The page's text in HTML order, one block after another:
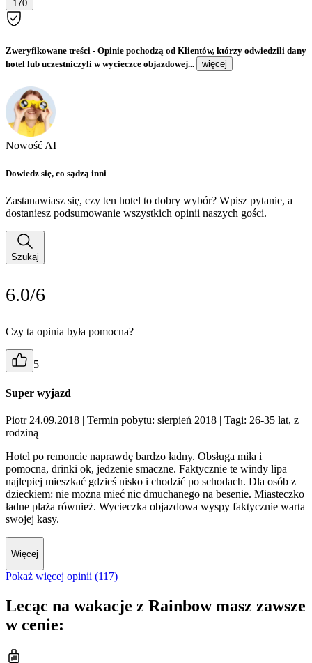
170
Zweryfikowane treści - Opinie pochodzą od Klientów, którzy odwiedzili dany
hotel lub uczestniczyli w wycieczce objazdowej...
więcej
Nowość AI
Dowiedz się, co sądzą inni
Zastanawiasz się, czy ten hotel to dobry wybór? Wpisz pytanie, a
dostaniesz podsumowanie wszystkich opinii naszych gości.
Szukaj
6.0/6
Czy ta opinia była pomocna?
5
Super wyjazd
Piotr 24.09.2018 | Termin pobytu: sierpień 2018 | Tagi: 26-35 lat, z
rodziną
Hotel po remoncie naprawdę bardzo ładny. Obsługa miła i
pomocna, drinki ok, jedzenie smaczne. Faktycznie te windy lipa
najlepiej mieszkać gdzieś nisko i chodzić po schodach. Dla osób z
dzieckiem: nie można mieć nic dmuchanego na besenie. Miasteczko
ładne plaża również. Wycieczka objazdowa wyspy faktycznie warta
swojej kasy.
Więcej
Pokaż więcej opinii (117)
Lecąc na wakacje z Rainbow masz zawsze
w cenie: